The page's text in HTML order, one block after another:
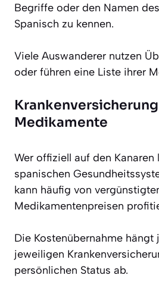
Begriffe oder den Namen
Spanisch zu kennen.
Viele Auswanderer nutzen
oder führen eine Liste ihrer
Medikamente
Wer offiziell auf den Kanaren
spanischen
kann häufig von
Medikamentenpreisen
Die Kostenübernahme
jeweiligen
persönlichen Status ab.